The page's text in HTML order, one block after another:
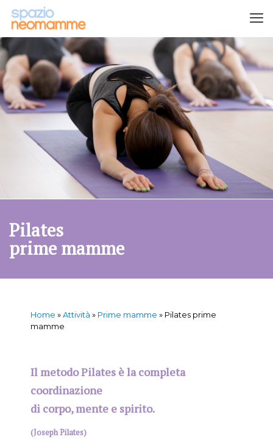
Pilates
prime mamme
Home »Attività » Prime mamme » Pilates prime
mamme
Il metodo Pilates è la completa
coordinazione
di corpo, mente e spirito.
(Joseph Pilates)